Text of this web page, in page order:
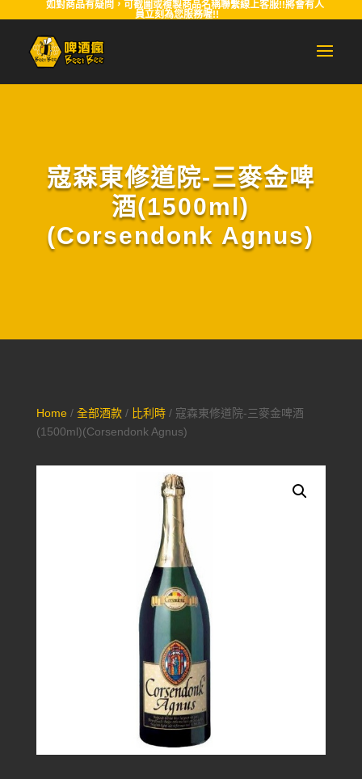
如對商品有疑問，可截圖或複製商品名稱聯繫線上客服!!將會有人
員立刻為您服務喔!!
寇森東修道院-三麥金啤
酒(1500ml)
(Corsendonk Agnus)
Home/ 全部酒款/ 比利時/ 寇森東修道院-三麥金啤酒
(1500ml)(Corsendonk Agnus)